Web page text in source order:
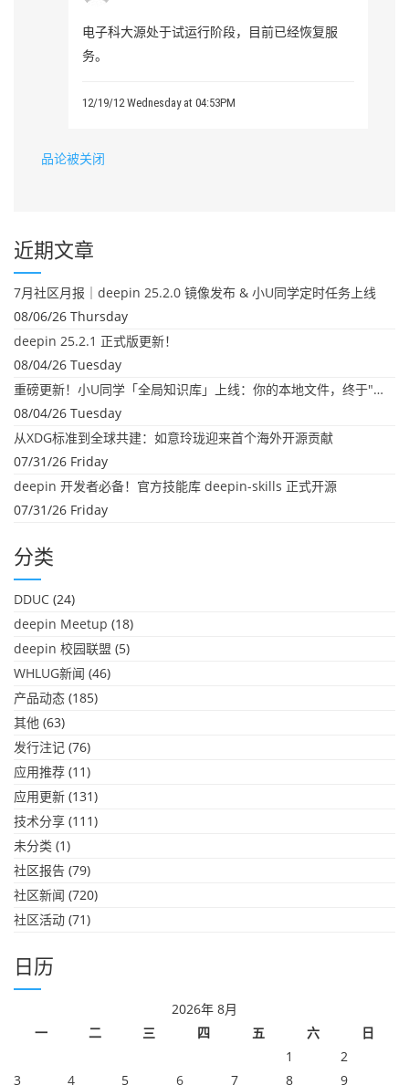
电子科大源处于试运行阶段，目前已经恢复服
务。
12/19/12 Wednesday at 04:53PM
品论被关闭
近期文章
7月社区月报｜deepin 25.2.0 镜像发布 & 小U同学定时任务上线
08/06/26 Thursday
deepin 25.2.1 正式版更新！
08/04/26 Tuesday
重磅更新！小U同学「全局知识库」上线：你的本地文件，终于"活"起来了
08/04/26 Tuesday
从XDG标准到全球共建：如意玲珑迎来首个海外开源贡献
07/31/26 Friday
deepin 开发者必备！官方技能库 deepin-skills 正式开源
07/31/26 Friday
分类
DDUC (24)
deepin Meetup (18)
deepin 校园联盟 (5)
WHLUG新闻 (46)
产品动态 (185)
其他 (63)
发行注记 (76)
应用推荐 (11)
应用更新 (131)
技术分享 (111)
未分类 (1)
社区报告 (79)
社区新闻 (720)
社区活动 (71)
日历
2026年 8月
一
二 三 四 五 六
日
1
2
3
4 5 6 7 8 9